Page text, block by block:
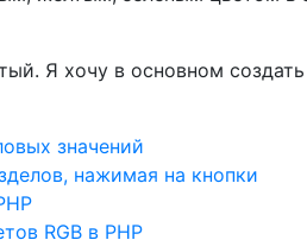
Я хочу в основном
значений
нажимая на кнопки
RGB в PHP